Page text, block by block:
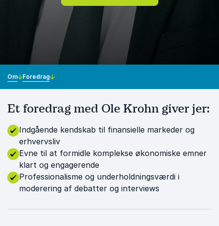
Om Foredrag
Et foredrag med Ole Krohn giver jer:
Indgående kendskab til finansielle markeder og
erhvervsliv
Evne til at formidle komplekse økonomiske emner
klart og engagerende
Professionalisme og underholdningsværdi i
moderering af debatter og interviews